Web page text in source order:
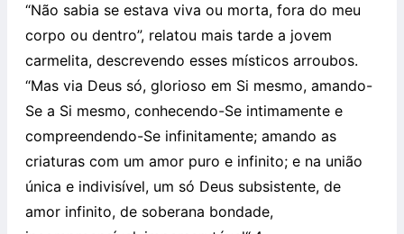
“Não sabia se estava viva ou morta, fora do meu
corpo ou dentro”, relatou mais tarde a jovem
carmelita, descrevendo esses místicos arroubos.
“Mas via Deus só, glorioso em Si mesmo, amando-
Se a Si mesmo, conhecendo-Se intimamente e
compreendendo-Se infinitamente; amando as
criaturas com um amor puro e infinito; e na união
única e indivisível, um só Deus subsistente, de
amor infinito, de soberana bondade,